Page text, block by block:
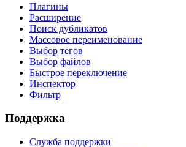
Плагины
Расширение
Поиск дубликатов
Массовое переименование
Выбор тегов
Выбор файлов
Быстрое переключение
Инспектор
Фильтр
Поддержка
Служба поддержки